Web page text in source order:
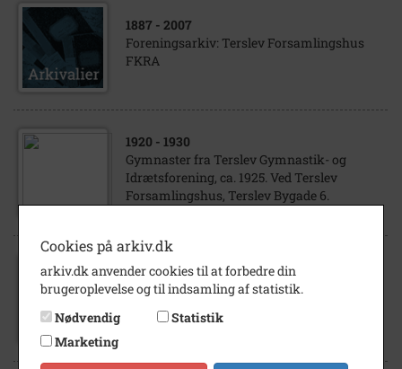
1887 - 2007
Foreningsarkiv: Terslev Forsamlingshus
FKRA
1920 - 1930
Gymnaster fra Terslev Gymnastik- og
Idrætsforening, ca. 1925. Ved Terslev
Forsamlingshus, Terslev Bygade 6.
1900- 1920
Svinggården, Terslev Skolevej 17, Terslev.
Hesteomgang. 1900
Cookies på arkiv.dk
arkiv.dk anvender cookies til at forbedre din
brugeroplevelse og til indsamling af statistik.
Nødvendig
Statistik
Marketing